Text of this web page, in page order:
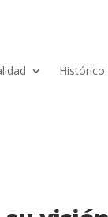
Histórico